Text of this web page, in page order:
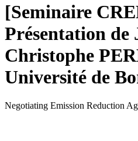
[Seminaire
Présentation de
Christophe
Université de
Negotiating Emission Reduction